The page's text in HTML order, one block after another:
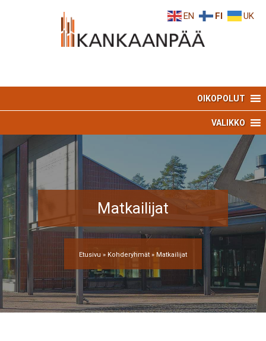
OIKOPOLUT
VALIKKO
Matkailijat
Etusivu » Kohderyhmät » Matkailijat
EN FI UK